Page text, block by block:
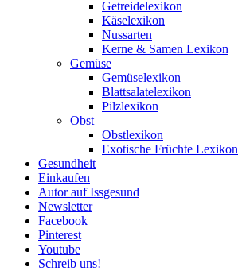
Getreidelexikon
Käselexikon
Nussarten
Kerne & Samen Lexikon
Gemüse
Gemüselexikon
Blattsalatelexikon
Pilzlexikon
Obst
Obstlexikon
Exotische Früchte Lexikon
Gesundheit
Einkaufen
Autor auf Issgesund
Newsletter
Facebook
Pinterest
Youtube
Schreib uns!